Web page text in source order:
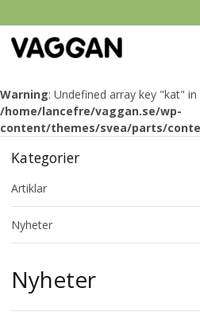
Start
Om Vaggan
Partners
Nyheter
Kontakt
Warning: Undefined array key "kat" in
/home/lancefre/vaggan.se/wp-
content/themes/svea/parts/
Kategorier
Artiklar
Nyheter
Nyheter